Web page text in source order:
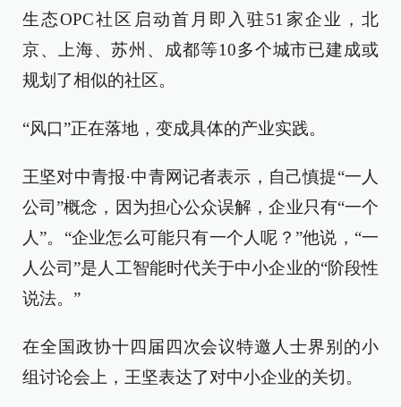
生态OPC社区启动首月即入驻51家企业，北
京、上海、苏州、成都等10多个城市已建成或
规划了相似的社区。
“风口”正在落地，变成具体的产业实践。
王坚对中青报·中青网记者表示，自己慎提“一人
公司”概念，因为担心公众误解，企业只有“一个
人”。“企业怎么可能只有一个人呢？”他说，“一
人公司”是人工智能时代关于中小企业的“阶段性
说法。”
在全国政协十四届四次会议特邀人士界别的小
组讨论会上，王坚表达了对中小企业的关切。